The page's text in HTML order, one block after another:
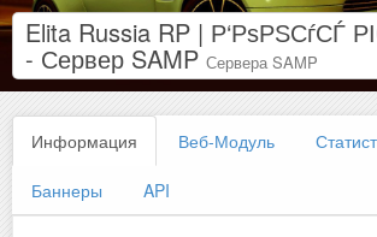
Elita Russia RP | Р‘РѕРЅСѓСЃ
- Сервер SAMPСервера SAMP
Информация Веб-Модуль
Баннеры API